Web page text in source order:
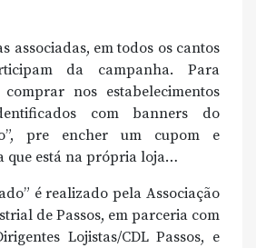
associadas, em todos os cantos
da campanha. Para
nos estabelecimentos
com banners do
pre encher um cupom e
que está na própria loja…
é realizado pela Associação
de Passos, em parceria com
Lojistas/CDL Passos, e